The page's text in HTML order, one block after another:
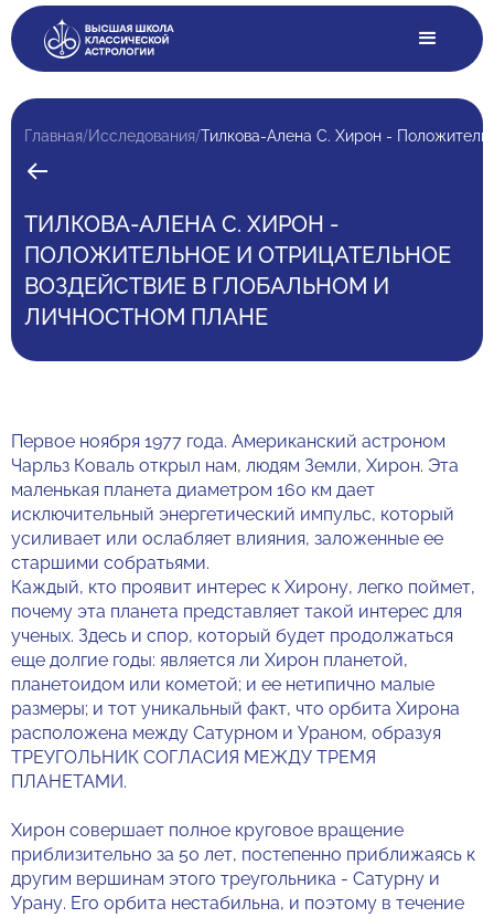
Главная/Исследования/
ТИЛКОВА-АЛЕНА С. ХИРОН -
ПОЛОЖИТЕЛЬНОЕ И ОТРИЦАТЕЛЬНОЕ
ВОЗДЕЙСТВИЕ В ГЛОБАЛЬНОМ И
ЛИЧНОСТНОМ ПЛАНЕ
Первое ноября 1977 года. Американский астроном
Чарльз Коваль открыл нам, людям Земли, Хирон. Эта
маленькая планета диаметром 160 км дает
исключительный энергетический импульс, который
усиливает или ослабляет влияния, заложенные ее
старшими собратьями.
Каждый, кто проявит интерес к Хирону, легко поймет,
почему эта планета представляет такой интерес для
ученых. Здесь и спор, который будет продолжаться
еще долгие годы: является ли Хирон планетой,
планетоидом или кометой; и ее нетипично малые
размеры; и тот уникальный факт, что орбита Хирона
расположена между Сатурном и Ураном, образуя
ТРЕУГОЛЬНИК СОГЛАСИЯ МЕЖДУ ТРЕМЯ
ПЛАНЕТАМИ.
Хирон совершает полное круговое вращение
приблизительно за 50 лет, постепенно приближаясь к
другим вершинам этого треугольника - Сатурну и
Урану. Его орбита нестабильна, и поэтому в течение